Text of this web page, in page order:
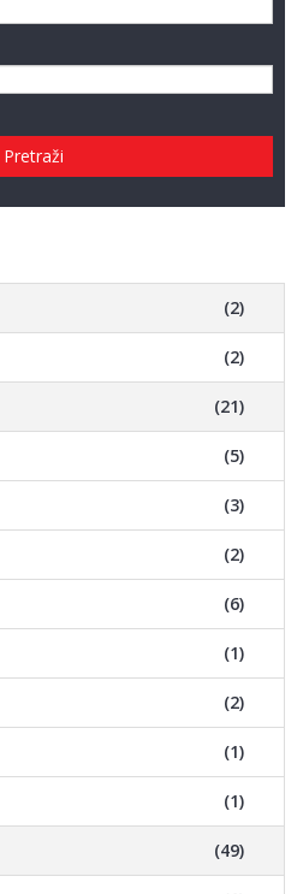
Pretraži
(2)
(2)
(21)
(5)
(3)
(2)
(6)
(1)
(2)
(1)
(1)
(49)